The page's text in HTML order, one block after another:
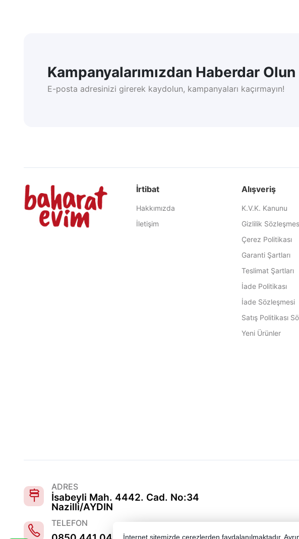
Kampanyalarımızdan Haberdar Olun
E-posta adresinizi girerek kaydolun, kampanyaları kaçırmayın!
İrtibat
Hakkımızda
İletişim
Alışveriş
K.V.K. Kanunu
Gizlilik
Çerez Politikası
Garanti Şartları
Teslimat Şartları
İade Politikası
İade Sözleşmesi
Satış Politikası
Yeni Ürünler
ADRES
İsabeyli Mah. 4442. Cad. No:34
Nazilli/AYDIN
TELEFON
İnternet sitemizde çerezlerden faydalanılmaktadır.